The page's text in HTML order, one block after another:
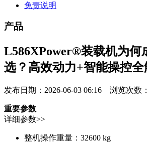
免责说明
产品
L586XPower®装载机为何
选？高效动力+智能操控全
发布日期：2026-06-03 06:16 浏览次数：
重要参数
详细参数>>
整机操作重量： 32600 kg